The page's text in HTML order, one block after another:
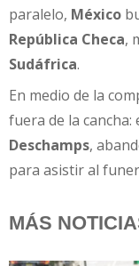
paralelo, México
República Checa,
Sudáfrica.
En medio de la
fuera de la cancha:
Deschamps,
para asistir al
MÁS